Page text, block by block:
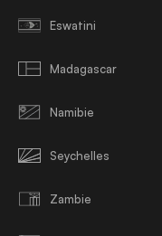
Eswatini
Madagascar
Namibie
Seychelles
Zambie